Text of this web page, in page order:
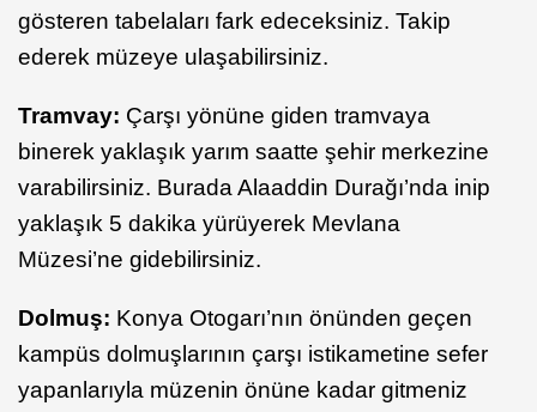
gösteren tabelaları fark edeceksiniz. Takip
ederek müzeye ulaşabilirsiniz.
Tramvay: Çarşı yönüne giden tramvaya
binerek yaklaşık yarım saatte şehir merkezine
varabilirsiniz. Burada Alaaddin Durağı’nda inip
yaklaşık 5 dakika yürüyerek Mevlana
Müzesi’ne gidebilirsiniz.
Dolmuş: Konya Otogarı’nın önünden geçen
kampüs dolmuşlarının çarşı istikametine sefer
yapanlarıyla müzenin önüne kadar gitmeniz